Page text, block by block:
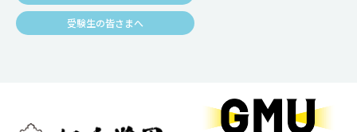
受験生の皆さまへ